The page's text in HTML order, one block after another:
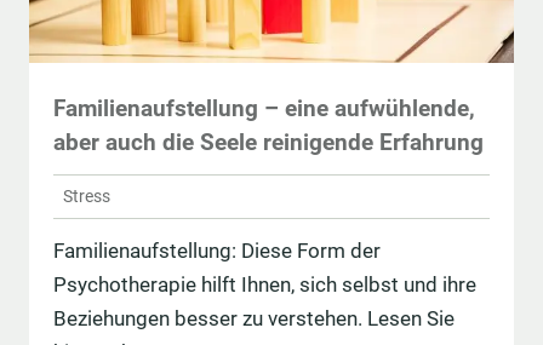
Familienaufstellung – eine aufwühlende,
aber auch die Seele reinigende Erfahrung
Stress
Familienaufstellung: Diese Form der
Psychotherapie hilft Ihnen, sich selbst und ihre
Beziehungen besser zu verstehen. Lesen Sie